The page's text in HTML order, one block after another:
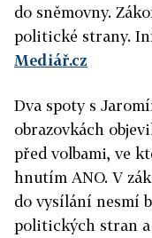
do sněmovny.
politické strany.
Mediář.cz
Dva spoty s
obrazovkách
před volbami, ve
hnutím ANO. V
do vysílání nesmí
politických stran